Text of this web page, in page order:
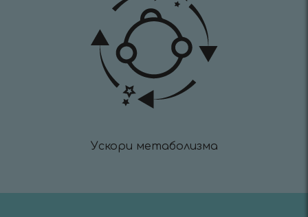
Ускори метаболизма